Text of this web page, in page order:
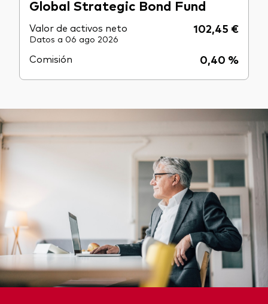
Global Strategic Bond Fund
Valor de activos neto 102,45 €
Datos a 06 ago 2026
Comisión 0,40 %